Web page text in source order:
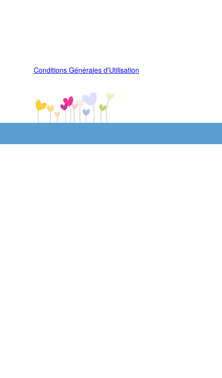
Conditions Générales d'Utilisation